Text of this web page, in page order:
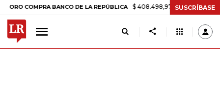
BANCO DE LA REPÚBLICA $ 408.498,97 +$ 8.753,81 +2,19%
SUSCRÍBASE